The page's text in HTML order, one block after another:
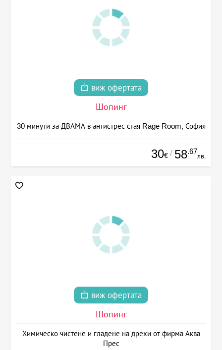
виж офертата
Шопинг
30 минути за ДВАМА в антистрес стая Rage Room, София
30€ / 58.67
лв.
виж офертата
Шопинг
Химическо чистене и гладене на дрехи от фирма Аква
Прес